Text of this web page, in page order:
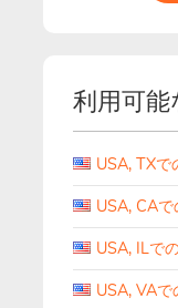
利用可
USA, TXで
USA, CA
USA, ILで
USA, VA